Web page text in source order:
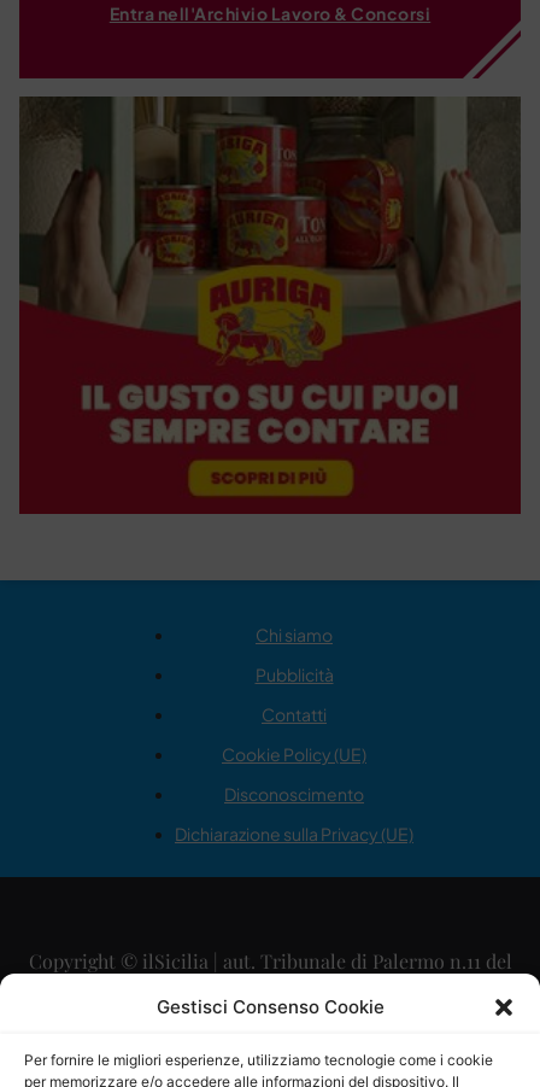
Gestisci Consenso Cookie
Per fornire le migliori esperienze, utilizziamo tecnologie come i cookie
per memorizzare e/o accedere alle informazioni del dispositivo. Il
Entra nell'Archivio Lavoro & Concorsi
Chi siamo
Pubblicità
Contatti
Cookie Policy (UE)
Disconoscimento
Dichiarazione sulla Privacy (UE)
Copyright © ilSicilia | aut. Tribunale di Palermo n.11 del
29/09/2015